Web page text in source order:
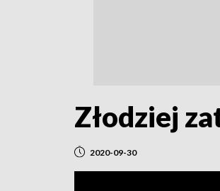
Złodziej
2020-09-30